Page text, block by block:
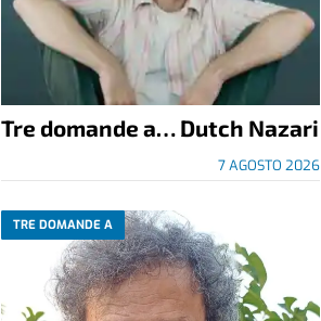
Tre domande a… Dutch Nazari
7 AGOSTO 2026
TRE DOMANDE A